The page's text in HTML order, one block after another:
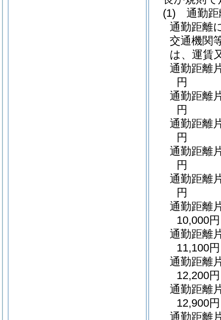
(1)
通勤
通勤距離
交通機関
は、運賃
通勤距離
円
通勤距離
円
通勤距離
円
通勤距離
円
通勤距離
円
通勤距離
10,000円
通勤距離
11,100円
通勤距離
12,200円
通勤距離
12,900円
通勤距離